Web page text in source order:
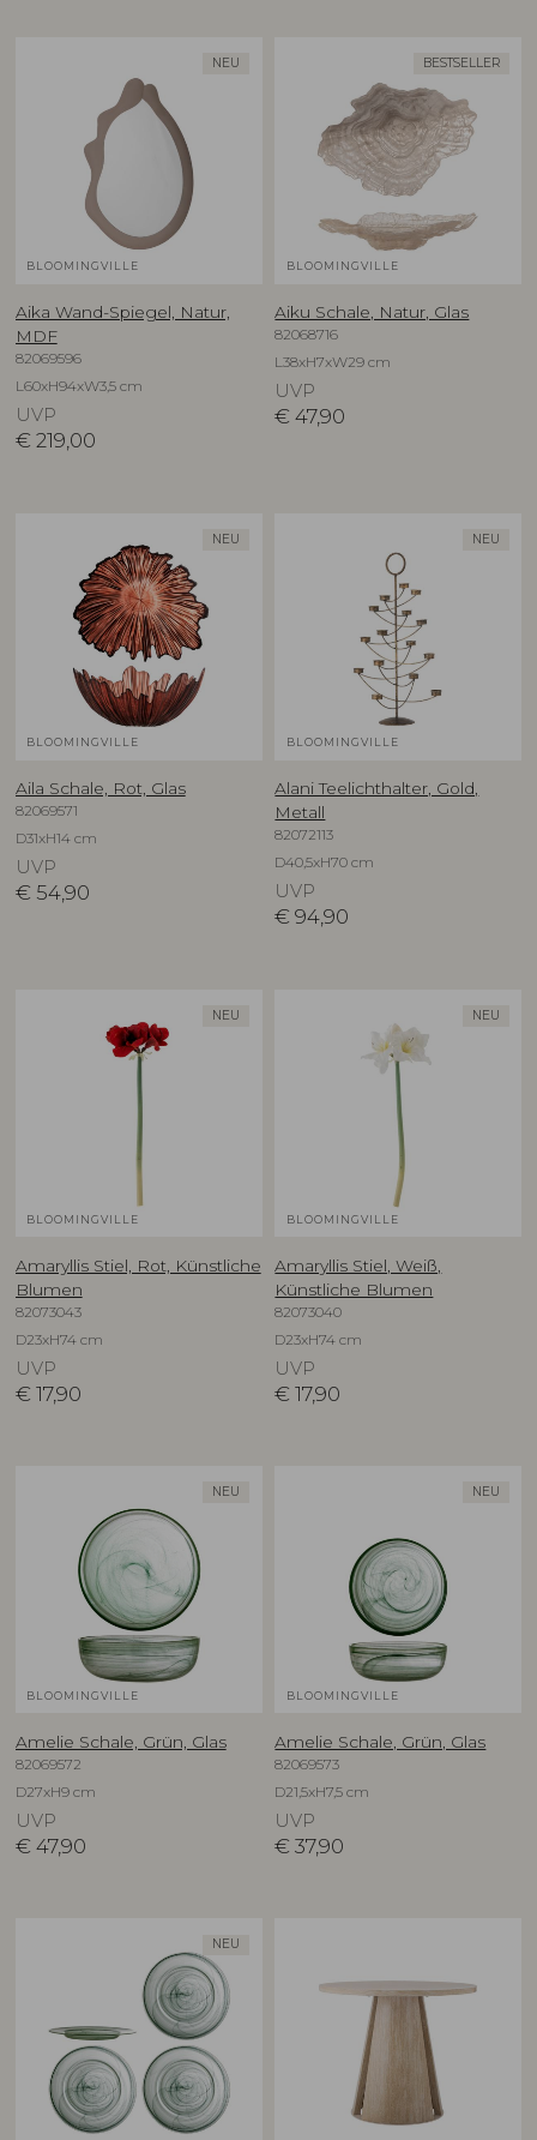
NEU
BLOOMINGVILLE
Aika Wand-Spiegel, Natur,
MDF
82069596
L60xH94xW3,5 cm
UVP
€ 219,00
BESTSELLER
BLOOMINGVILLE
Aiku Schale, Natur, Glas
82068716
L38xH7xW29 cm
UVP
€ 47,90
NEU
BLOOMINGVILLE
Aila Schale, Rot, Glas
82069571
D31xH14 cm
UVP
€ 54,90
NEU
BLOOMINGVILLE
Alani Teelichthalter, Gold,
Metall
82072113
D40,5xH70 cm
UVP
€ 94,90
NEU
BLOOMINGVILLE
Amaryllis Stiel, Rot, Künstliche
Blumen
82073043
D23xH74 cm
UVP
€ 17,90
NEU
BLOOMINGVILLE
Amaryllis Stiel, Weiß,
Künstliche Blumen
82073040
D23xH74 cm
UVP
€ 17,90
NEU
BLOOMINGVILLE
Amelie Schale, Grün, Glas
82069572
D27xH9 cm
UVP
€ 47,90
NEU
BLOOMINGVILLE
Amelie Schale, Grün, Glas
82069573
D21,5xH7,5 cm
UVP
€ 37,90
NEU